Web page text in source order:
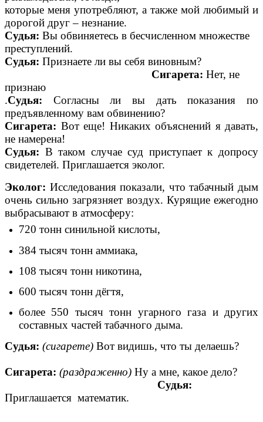
которые меня употребляют, а также мой любимый и
дорогой друг – незнание.
Судья: Вы обвиняетесь в бесчисленном множестве
преступлений.
Судья: Признаете ли вы себя виновным?
Сигарета: Нет, не
признаю
.Судья: Согласны ли вы дать показания по
предъявленному вам обвинению?
Сигарета: Вот еще! Никаких объяснений я давать,
не намерена!
Судья: В таком случае суд приступает к допросу
свидетелей. Приглашается эколог.
Эколог: Исследования показали, что табачный дым
очень сильно загрязняет воздух. Курящие ежегодно
выбрасывают в атмосферу:
720 тонн синильной кислоты,
384 тысяч тонн аммиака,
108 тысяч тонн никотина,
600 тысяч тонн дёгтя,
более 550 тысяч тонн угарного газа и других
составных частей табачного дыма.
Судья: (сигарете) Вот видишь, что ты делаешь?
Сигарета: (раздраженно) Ну а мне, какое дело?
Судья:
Приглашается математик.